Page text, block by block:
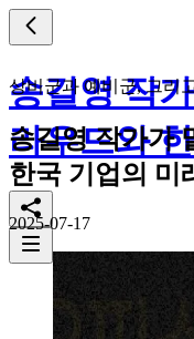
송길영 작
라우드와
상비군과 예비군, 그리
송길영 작가가
한국 기업의 미
2025-07-17